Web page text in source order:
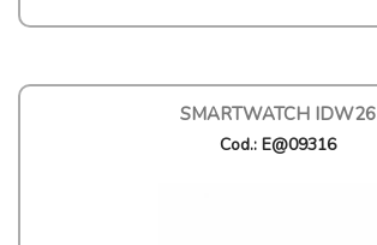
SMARTWATCH IDW26
Cod.: E@09316